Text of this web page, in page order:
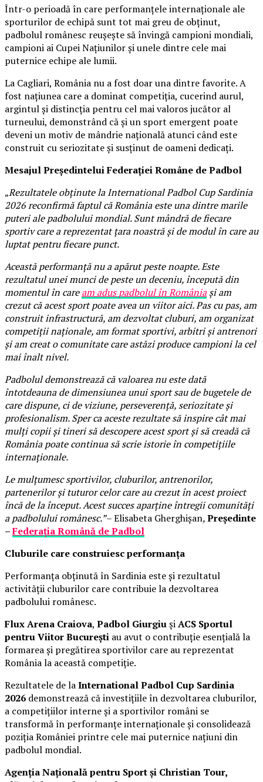
Într-o perioadă în care performanțele internaționale ale
sporturilor de echipă sunt tot mai greu de obținut,
padbolul românesc reușește să învingă campioni mondiali,
campioni ai Cupei Națiunilor și unele dintre cele mai
puternice echipe ale lumii.
La Cagliari, România nu a fost doar una dintre favorite. A
fost națiunea care a dominat competiția, cucerind aurul,
argintul și distincția pentru cel mai valoros jucător al
turneului, demonstrând că și un sport emergent poate
deveni un motiv de mândrie națională atunci când este
construit cu seriozitate și susținut de oameni dedicați.
Mesajul Președintelui Federației Române de Padbol
„Rezultatele obținute la International Padbol Cup Sardinia
2026 reconfirmă faptul că România este una dintre marile
puteri ale padbolului mondial. Sunt mândră de fiecare
sportiv care a reprezentat țara noastră și de modul în care au
luptat pentru fiecare punct.
Această performanță nu a apărut peste noapte. Este
rezultatul unei munci de peste un deceniu, începută din
momentul în caream adus padbolul în Româniași am
crezut că acest sport poate avea un viitor aici. Pas cu pas, am
construit infrastructură, am dezvoltat cluburi, am organizat
competiții naționale, am format sportivi, arbitri și antrenori
și am creat o comunitate care astăzi produce campioni la cel
mai înalt nivel.
Padbolul demonstrează că valoarea nu este dată
întotdeauna de dimensiunea unui sport sau de bugetele de
care dispune, ci de viziune, perseverență, seriozitate și
profesionalism. Sper ca aceste rezultate să inspire cât mai
mulți copii și tineri să descopere acest sport și să creadă că
România poate continua să scrie istorie în competițiile
internaționale.
Le mulțumesc sportivilor, cluburilor, antrenorilor,
partenerilor și tuturor celor care au crezut în acest proiect
încă de la început. Acest succes aparține întregii comunități
a padbolului românesc.”– Elisabeta Gherghișan,Președinte
–Federația Română de Padbol
Cluburile care construiesc performanța
Performanța obținută în Sardinia este și rezultatul
activității cluburilor care contribuie la dezvoltarea
padbolului românesc.
Flux Arena Craiova, Padbol GiurgiușiACS Sportul
pentru Viitor București au avut o contribuție esențială la
formarea și pregătirea sportivilor care au reprezentat
România la această competiție.
Rezultatele de laInternational Padbol Cup Sardinia
2026 demonstrează că investițiile în dezvoltarea cluburilor,
a competițiilor interne și a sportivilor români se
transformă în performanțe internaționale și consolidează
poziția României printre cele mai puternice națiuni din
padbolul mondial.
Agenția Națională pentru Sport și Christian Tour,